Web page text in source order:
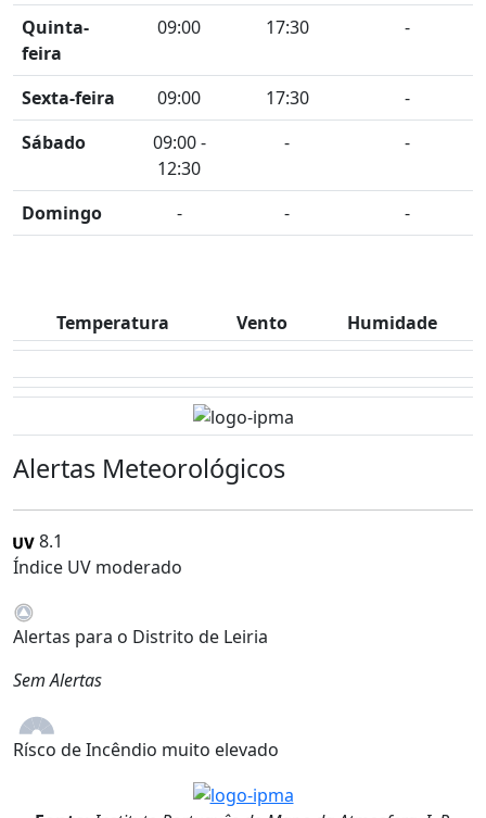
Quinta-
feira
09:00 17:30 -
Sexta-feira 09:00 17:30
-
Sábado
09:00 -
12:30
- -
Domingo - - -
Temperatura Vento Humidade
Alertas Meteorológicos
8.1
Índice UV moderado
Alertas para o Distrito de Leiria
Sem Alertas
Rísco de Incêndio muito elevado